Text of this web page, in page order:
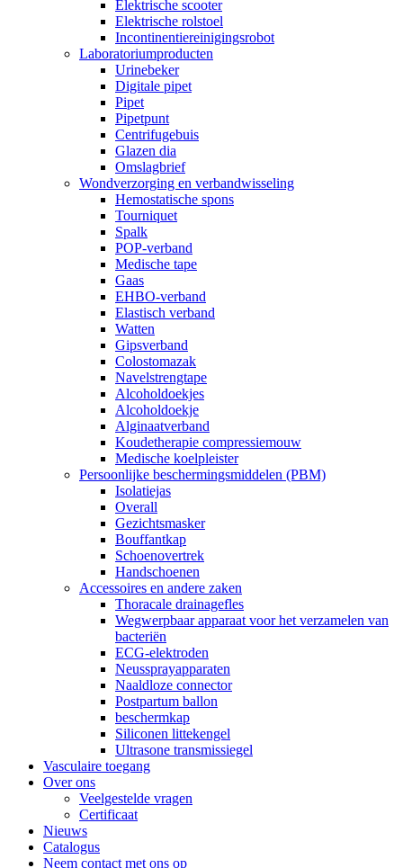
Elektrische scooter
Elektrische rolstoel
Incontinentiereinigingsrobot
Laboratoriumproducten
Urinebeker
Digitale pipet
Pipet
Pipetpunt
Centrifugebuis
Glazen dia
Omslagbrief
Wondverzorging en verbandwisseling
Hemostatische spons
Tourniquet
Spalk
POP-verband
Medische tape
Gaas
EHBO-verband
Elastisch verband
Watten
Gipsverband
Colostomazak
Navelstrengtape
Alcoholdoekjes
Alcoholdoekje
Alginaatverband
Koudetherapie compressiemouw
Medische koelpleister
Persoonlijke beschermingsmiddelen (PBM)
Isolatiejas
Overall
Gezichtsmasker
Bouffantkap
Schoenovertrek
Handschoenen
Accessoires en andere zaken
Thoracale drainagefles
Wegwerpbaar apparaat voor het verzamelen van
bacteriën
ECG-elektroden
Neussprayapparaten
Naaldloze connector
Postpartum ballon
beschermkap
Siliconen littekengel
Ultrasone transmissiegel
Vasculaire toegang
Over ons
Veelgestelde vragen
Certificaat
Nieuws
Catalogus
Neem contact met ons op